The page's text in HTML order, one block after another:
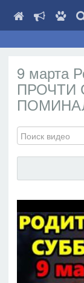
9 марта
ПРОЧТИ